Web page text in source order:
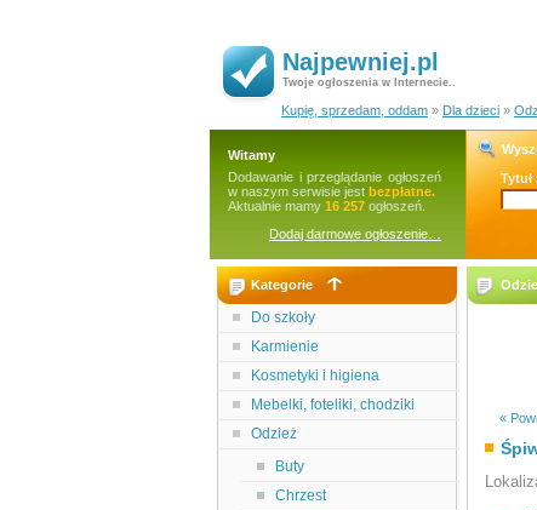
Najpewniej.pl
Twoje ogłoszenia w Internecie..
Kupię, sprzedam, oddam » Dla dzieci »
Witamy
Dodawanie i przeglądanie ogłoszeń
w naszym serwisie jest bezpłatne.
Aktualnie mamy 16 257 ogłoszeń.
Dodaj darmowe ogłoszenie…
Tytuł
Kategorie
Do szkoły
Karmienie
Kosmetyki i higiena
Mebelki, foteliki, chodziki
Odzież
Buty
Chrzest
«